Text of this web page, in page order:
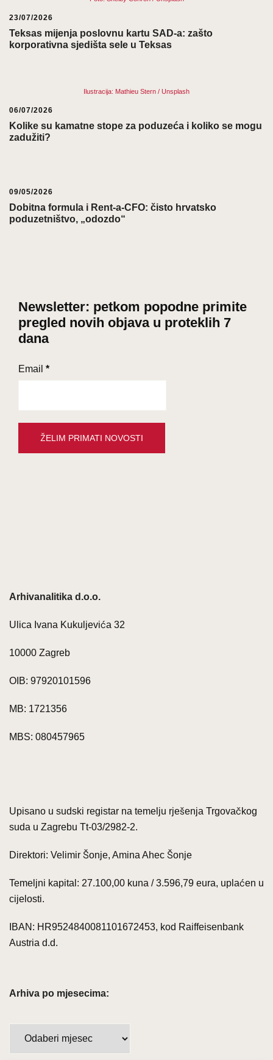
23/07/2026
Teksas mijenja poslovnu kartu SAD-a: zašto
korporativna sjedišta sele u Teksas
Ilustracija: Mathieu Stern / Unsplash
06/07/2026
Kolike su kamatne stope za poduzeća i koliko se mogu
zadužiti?
09/05/2026
Dobitna formula i Rent-a-CFO: čisto hrvatsko
poduzetništvo, „odozdo“
Newsletter: petkom popodne primite
pregled novih objava u proteklih 7
dana
Email *
Arhivanalitika d.o.o.
Ulica Ivana Kukuljevića 32
10000 Zagreb
OIB: 97920101596
MB: 1721356
MBS: 080457965
Upisano u sudski registar na temelju rješenja Trgovačkog
suda u Zagrebu Tt-03/2982-2.
Direktori: Velimir Šonje, Amina Ahec Šonje
Temeljni kapital: 27.100,00 kuna / 3.596,79 eura, uplaćen u
cijelosti.
IBAN: HR9524840081101672453, kod Raiffeisenbank
Austria d.d.
Arhiva po mjesecima: